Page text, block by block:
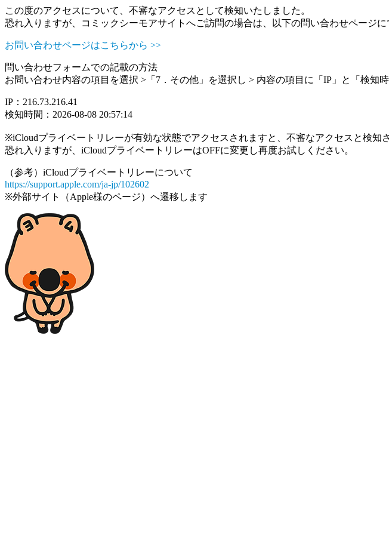
この度のアクセスについて、不審なアクセスとして検知いたしました。
恐れ入りますが、コミックシーモアサイトへご訪問の場合は、以下の問い合わせページに
お問い合わせページはこちらから >>
問い合わせフォームでの記載の方法
お問い合わせ内容の項目を選択 >「7．その他」を選択し > 内容の項目に「IP」と「検知
IP：216.73.216.41
検知時間：2026-08-08 20:57:14
※iCloudプライベートリレーが有効な状態でアクセスされますと、不審なアクセスと検知
恐れ入りますが、iCloudプライベートリレーはOFFに変更し再度お試しください。
（参考）iCloudプライベートリレーについて
https://support.apple.com/ja-jp/102602
※外部サイト（Apple様のページ）へ遷移します